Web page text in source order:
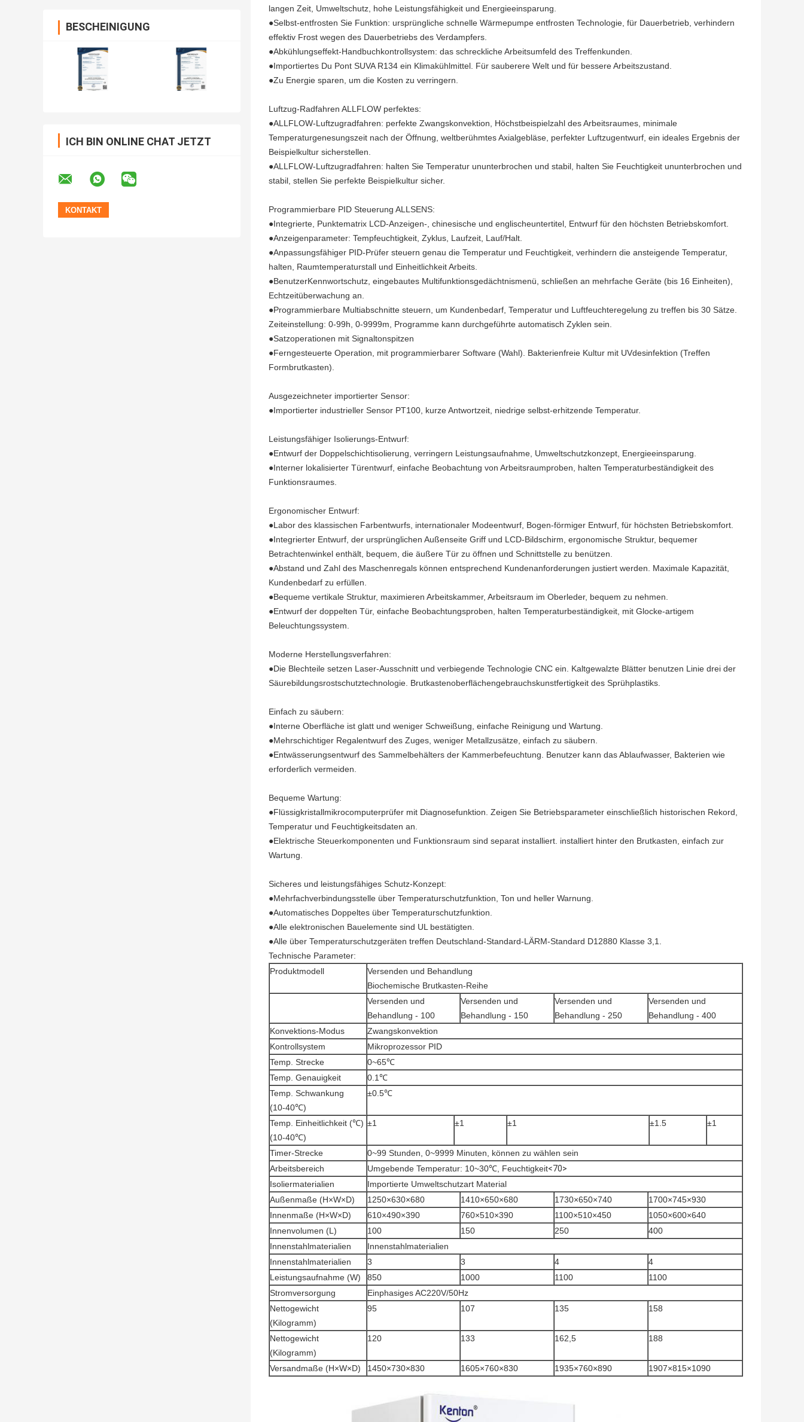
BESCHEINIGUNG
ICH BIN ONLINE CHAT JETZT
langen Zeit, Umweltschutz, hohe Leistungsfähigkeit und Energieeinsparung.
●Selbst-entfrosten Sie Funktion: ursprüngliche schnelle Wärmepumpe entfrosten Technologie, für Dauerbetrieb, verhindern
effektiv Frost wegen des Dauerbetriebs des Verdampfers.
●Abkühlungseffekt-Handbuchkontrollsystem: das schreckliche Arbeitsumfeld des Treffenkunden.
●Importiertes Du Pont SUVA R134 ein Klimakühlmittel. Für sauberere Welt und für bessere Arbeitszustand.
●Zu Energie sparen, um die Kosten zu verringern.
Luftzug-Radfahren ALLFLOW perfektes:
●ALLFLOW-Luftzugradfahren: perfekte Zwangskonvektion, Höchstbeispielzahl des Arbeitsraumes, minimale
Temperaturgenesungszeit nach der Öffnung, weltberühmtes Axialgebläse, perfekter Luftzugentwurf, ein ideales Ergebnis der
Beispielkultur sicherstellen.
●ALLFLOW-Luftzugradfahren: halten Sie Temperatur ununterbrochen und stabil, halten Sie Feuchtigkeit ununterbrochen und
stabil, stellen Sie perfekte Beispielkultur sicher.
Programmierbare PID Steuerung ALLSENS:
●Integrierte, Punktematrix LCD-Anzeigen-, chinesische und englischeuntertitel, Entwurf für den höchsten Betriebskomfort.
●Anzeigenparameter: Tempfeuchtigkeit, Zyklus, Laufzeit, Lauf/Halt.
●Anpassungsfähiger PID-Prüfer steuern genau die Temperatur und Feuchtigkeit, verhindern die ansteigende Temperatur,
halten, Raumtemperaturstall und Einheitlichkeit Arbeits.
●BenutzerKennwortschutz, eingebautes Multifunktionsgedächtnismenü, schließen an mehrfache Geräte (bis 16 Einheiten),
Echtzeitüberwachung an.
●Programmierbare Multiabschnitte steuern, um Kundenbedarf, Temperatur und Luftfeuchteregelung zu treffen bis 30 Sätze.
Zeiteinstellung: 0-99h, 0-9999m, Programme kann durchgeführte automatisch Zyklen sein.
●Satzoperationen mit Signaltonspitzen
●Ferngesteuerte Operation, mit programmierbarer Software (Wahl). Bakterienfreie Kultur mit UVdesinfektion (Treffen
Formbrutkasten).
Ausgezeichneter importierter Sensor:
●Importierter industrieller Sensor PT100, kurze Antwortzeit, niedrige selbst-erhitzende Temperatur.
Leistungsfähiger Isolierungs-Entwurf:
●Entwurf der Doppelschichtisolierung, verringern Leistungsaufnahme, Umweltschutzkonzept, Energieeinsparung.
●Interner lokalisierter Türentwurf, einfache Beobachtung von Arbeitsraumproben, halten Temperaturbeständigkeit des
Funktionsraumes.
Ergonomischer Entwurf:
●Labor des klassischen Farbentwurfs, internationaler Modeentwurf, Bogen-förmiger Entwurf, für höchsten Betriebskomfort.
●Integrierter Entwurf, der ursprünglichen Außenseite Griff und LCD-Bildschirm, ergonomische Struktur, bequemer
Betrachtenwinkel enthält, bequem, die äußere Tür zu öffnen und Schnittstelle zu benützen.
●Abstand und Zahl des Maschenregals können entsprechend Kundenanforderungen justiert werden. Maximale Kapazität,
Kundenbedarf zu erfüllen.
●Bequeme vertikale Struktur, maximieren Arbeitskammer, Arbeitsraum im Oberleder, bequem zu nehmen.
●Entwurf der doppelten Tür, einfache Beobachtungsproben, halten Temperaturbeständigkeit, mit Glocke-artigem
Beleuchtungssystem.
Moderne Herstellungsverfahren:
●Die Blechteile setzen Laser-Ausschnitt und verbiegende Technologie CNC ein. Kaltgewalzte Blätter benutzen Linie drei der
Säurebildungsrostschutztechnologie. Brutkastenoberflächengebrauchskunstfertigkeit des Sprühplastiks.
Einfach zu säubern:
●Interne Oberfläche ist glatt und weniger Schweißung, einfache Reinigung und Wartung.
●Mehrschichtiger Regalentwurf des Zuges, weniger Metallzusätze, einfach zu säubern.
●Entwässerungsentwurf des Sammelbehälters der Kammerbefeuchtung. Benutzer kann das Ablaufwasser, Bakterien wie
erforderlich vermeiden.
Bequeme Wartung:
●Flüssigkristallmikrocomputerprüfer mit Diagnosefunktion. Zeigen Sie Betriebsparameter einschließlich historischen Rekord,
Temperatur und Feuchtigkeitsdaten an.
●Elektrische Steuerkomponenten und Funktionsraum sind separat installiert. installiert hinter den Brutkasten, einfach zur
Wartung.
Sicheres und leistungsfähiges Schutz-Konzept:
●Mehrfachverbindungsstelle über Temperaturschutzfunktion, Ton und heller Warnung.
●Automatisches Doppeltes über Temperaturschutzfunktion.
●Alle elektronischen Bauelemente sind UL bestätigten.
●Alle über Temperaturschutzgeräten treffen Deutschland-Standard-LÄRM-Standard D12880 Klasse 3,1.
Technische Parameter:
Produktmodell
Versenden und Behandlung
Biochemische Brutkasten-Reihe
Versenden und
Behandlung - 100
Versenden und
Behandlung - 150
Versenden und
Behandlung - 250
Versenden und
Behandlung - 400
Konvektions-Modus
Zwangskonvektion
Kontrollsystem
Mikroprozessor PID
Temp. Strecke
0~65℃
Temp. Genauigkeit
0.1℃
Temp. Schwankung
(10-40℃)
±0.5℃
Temp. Einheitlichkeit (℃)
(10-40℃)
±1 ±1 ±1 ±1.5 ±1
Timer-Strecke
0~99 Stunden, 0~9999 Minuten, können zu wählen sein
Arbeitsbereich
Umgebende Temperatur: 10~30℃, Feuchtigkeit<70>
Isoliermaterialien
Importierte Umweltschutzart Material
Außenmaße (H×W×D)
1250×630×680 1410×650×680 1730×650×740
1700×745×930
Innenmaße (H×W×D)
610×490×390 760×510×390 1100×510×450
1050×600×640
Innenvolumen (L)
100 150 250
400
Innenstahlmaterialien
Innenstahlmaterialien
Innenstahlmaterialien
3 3 4
4
Leistungsaufnahme (W)
850 1000 1100
1100
Stromversorgung
Einphasiges AC220V/50Hz
Nettogewicht
(Kilogramm)
95 107 135 158
Nettogewicht
(Kilogramm)
120 133 162,5 188
Versandmaße (H×W×D) 1450×730×830 1605×760×830 1935×760×890 1907×815×1090